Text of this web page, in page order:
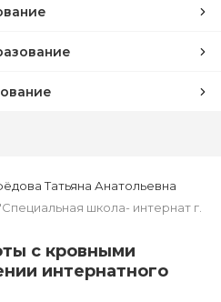
Татьяна Анатольевна
школа- интернат г.
с кровными
интернатного